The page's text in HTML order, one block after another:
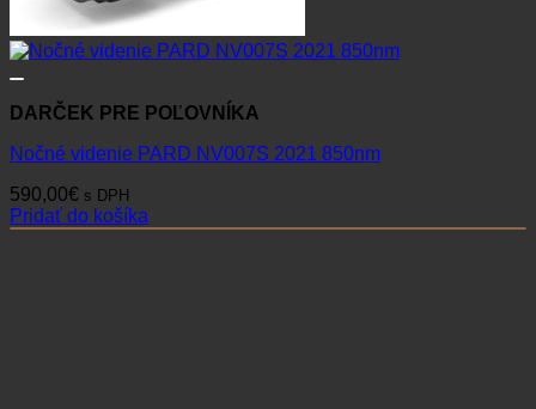
DARČEK PRE POĽOVNÍKA
Nočné videnie PARD NV007S 2021 850nm
590,00€ s DPH
Pridať do košíka